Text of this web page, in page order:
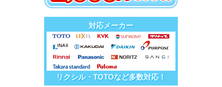
対応メーカー
リクシル・TOTOなど多数対応！